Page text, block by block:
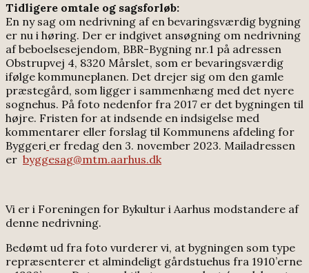
Tidligere omtale og sagsforløb:
En ny sag om nedrivning af en bevaringsværdig bygning
er nu i høring. Der er indgivet ansøgning om nedrivning
af beboelsesejendom, BBR-Bygning nr.1 på adressen
Obstrupvej 4, 8320 Mårslet, som er bevaringsværdig
ifølge kommuneplanen. Det drejer sig om den gamle
præstegård, som ligger i sammenhæng med det nyere
sognehus. På foto nedenfor fra 2017 er det bygningen til
højre. Fristen for at indsende en indsigelse med
kommentarer eller forslag til Kommunens afdeling for
Byggeri er fredag den 3. november 2023. Mailadressen
er byggesag@mtm.aarhus.dk
Vi er i Foreningen for Bykultur i Aarhus modstandere af
denne nedrivning.
Bedømt ud fra foto vurderer vi, at bygningen som type
repræsenterer et almindeligt gårdstuehus fra 1910’erne